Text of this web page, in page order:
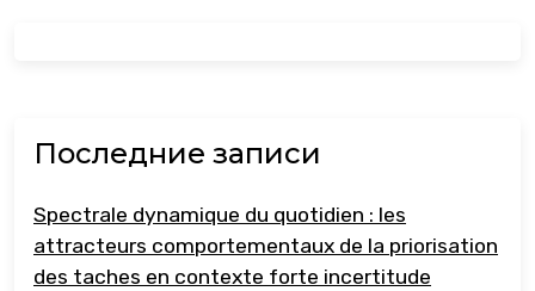
Последние записи
Spectrale dynamique du quotidien : les
attracteurs comportementaux de la priorisation
des taches en contexte forte incertitude